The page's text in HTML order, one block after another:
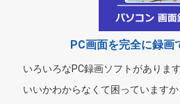
PC画面を完全に録画
いろいろなPC録画ソフトがありま
いいかわからなくて困っています